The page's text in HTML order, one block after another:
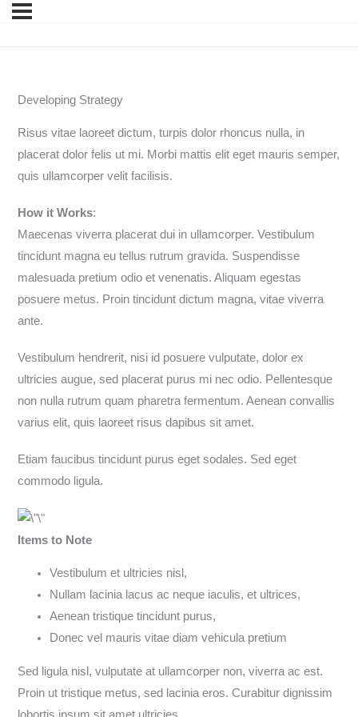
Developing Strategy
Risus vitae laoreet dictum, turpis dolor rhoncus nulla, in
placerat dolor felis ut mi. Morbi mattis elit eget mauris semper,
quis ullamcorper velit facilisis.
How it Works:
Maecenas viverra placerat dui in ullamcorper. Vestibulum
tincidunt magna eu tellus rutrum gravida. Suspendisse
malesuada pretium odio et venenatis. Aliquam egestas
posuere metus. Proin tincidunt dictum magna, vitae viverra
ante.
Vestibulum hendrerit, nisi id posuere vulputate, dolor ex
ultricies augue, sed placerat purus mi nec odio. Pellentesque
non nulla rutrum quam pharetra fermentum. Aenean convallis
varius elit, quis laoreet risus dapibus sit amet.
Etiam faucibus tincidunt purus eget sodales. Sed eget
commodo ligula.
Items to Note
Vestibulum et ultricies nisl,
Nullam lacinia lacus ac neque iaculis, et ultrices,
Aenean tristique tincidunt purus,
Donec vel mauris vitae diam vehicula pretium
Sed ligula nisl, vulputate at ullamcorper non, viverra ac est.
Proin ut tristique metus, sed lacinia eros. Curabitur dignissim
lobortis ipsum sit amet ultricies.